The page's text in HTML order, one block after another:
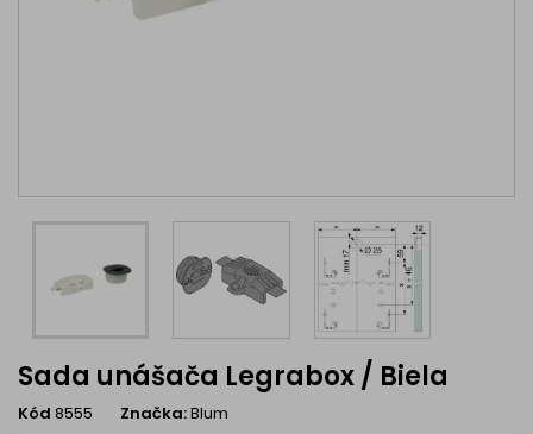
Sada unášača Legrabox / Biela
Kód 8555 Značka:Blum